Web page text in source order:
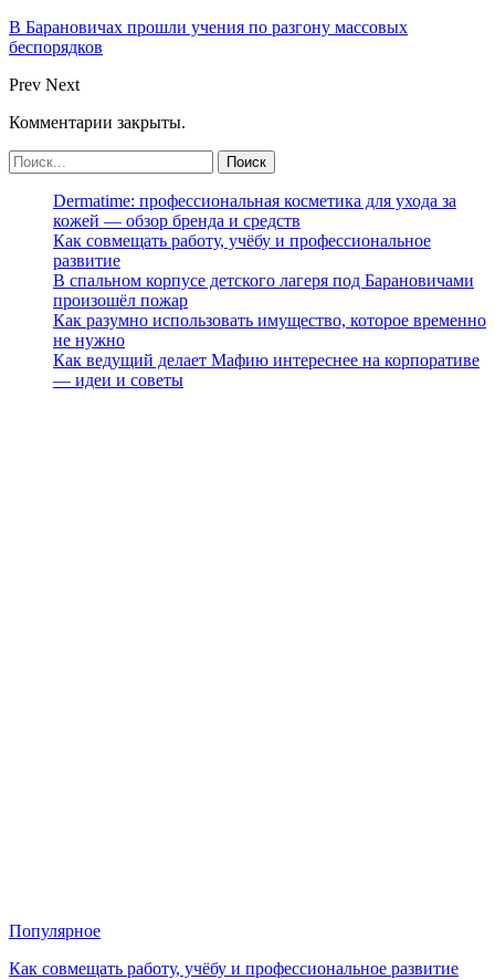
В Барановичах прошли учения по разгону массовых
беспорядков
Prev Next
Комментарии закрыты.
Dermatime: профессиональная косметика для ухода за
кожей — обзор бренда и средств
Как совмещать работу, учёбу и профессиональное
развитие
В спальном корпусе детского лагеря под Барановичами
произошёл пожар
Как разумно использовать имущество, которое временно
не нужно
Как ведущий делает Мафию интереснее на корпоративе
— идеи и советы
Популярное
Как совмещать работу, учёбу и профессиональное развитие